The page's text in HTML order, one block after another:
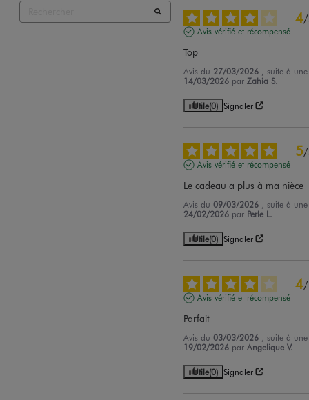
4/
Avis vérifié et récompensé
Top
Avis du 27/03/2026
, suite à
14/03/2026 parZahia S.
Utile(0) Signaler
5/
Avis vérifié et récompensé
Le cadeau a plus à ma nièce
Avis du09/03/2026
, suite à
24/02/2026 par Perle L.
Utile(0) Signaler
4/
Avis vérifié et récompensé
Parfait
Avis du03/03/2026
, suite à
19/02/2026 parAngelique V.
Utile(0) Signaler